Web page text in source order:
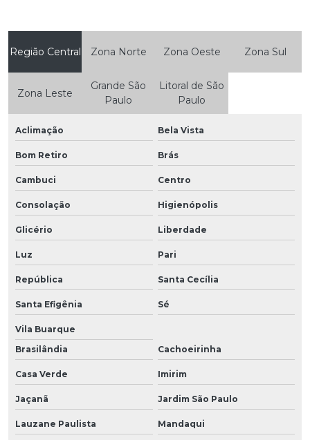
Região Central Zona Norte Zona Oeste Zona Sul
Zona Leste
Grande São
Paulo
Litoral de São
Paulo
Aclimação Bela Vista
Bom Retiro Brás
Cambuci Centro
Consolação Higienópolis
Glicério Liberdade
Luz Pari
República Santa Cecília
Santa Efigênia Sé
Vila Buarque
Brasilândia
Cachoeirinha
Casa Verde Imirim
Jaçanã Jardim São Paulo
Lauzane Paulista Mandaqui